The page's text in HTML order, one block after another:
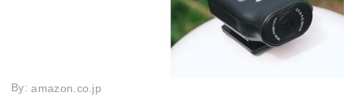
By:amazon.co.jp